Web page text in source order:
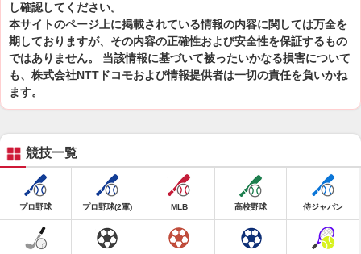
し確認してください。
本サイトのページ上に掲載されている情報の内容に関しては万全を
期しておりますが、その内容の正確性および安全性を保証するもの
ではありません。 当該情報に基づいて被ったいかなる損害について
も、株式会社NTTドコモおよび情報提供者は一切の責任を負いかね
ます。
競技一覧
プロ野球 プロ野球(2軍) MLB 高校野球 侍ジャパン